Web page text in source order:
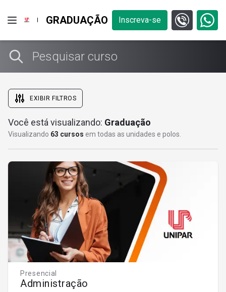
GRADUAÇÃO Inscreva-se
EXIBIR FILTROS
Onde você quer estudar?
Área do conhecimento
Bacharelado
Licenciatura
Segunda Graduação
Segunda Licenciatura
Tecnologia
Você está visualizando: Graduação
Visualizando 63 cursos em todas as unidades e polos.
Presencial
Administração